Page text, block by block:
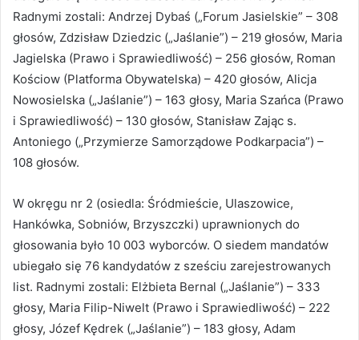
Radnymi zostali: Andrzej Dybaś („Forum Jasielskie” – 308
głosów, Zdzisław Dziedzic („Jaślanie”) – 219 głosów, Maria
Jagielska (Prawo i Sprawiedliwość) – 256 głosów, Roman
Kościow (Platforma Obywatelska) – 420 głosów, Alicja
Nowosielska („Jaślanie”) – 163 głosy, Maria Szańca (Prawo
i Sprawiedliwość) – 130 głosów, Stanisław Zając s.
Antoniego („Przymierze Samorządowe Podkarpacia”) –
108 głosów.
W okręgu nr 2 (osiedla: Śródmieście, Ulaszowice,
Hankówka, Sobniów, Brzyszczki) uprawnionych do
głosowania było 10 003 wyborców. O siedem mandatów
ubiegało się 76 kandydatów z sześciu zarejestrowanych
list. Radnymi zostali: Elżbieta Bernal („Jaślanie”) – 333
głosy, Maria Filip-Niwelt (Prawo i Sprawiedliwość) – 222
głosy, Józef Kędrek („Jaślanie”) – 183 głosy, Adam